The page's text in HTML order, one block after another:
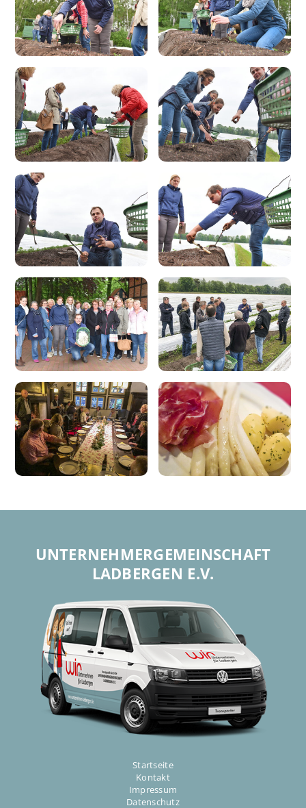
UNTERNEHMER­GEMEINSCHAFT
LADBERGEN E.V.
Startseite
Kontakt
Impressum
Datenschutz